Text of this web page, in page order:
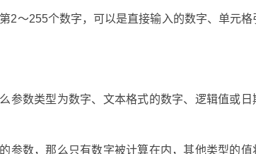
2～255个数字，可以是直接输入的数字、单元格
参数类型为数字、文本格式的数字、逻辑值或日
参数，那么只有数字被计算在内，其他类型的值